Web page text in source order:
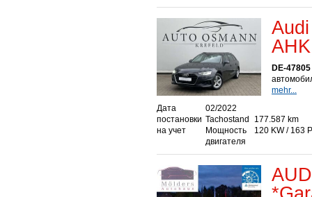
DE-
mehr...
Дата
постановки
на учет
02/2022
Tachostand
177.587 km
Мощность
двигателя
120 KW / 163